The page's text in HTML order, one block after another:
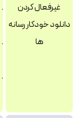
غیرفعال کردن
دانلود خودکار رسانه‌
ها